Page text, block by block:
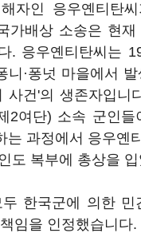
자인 응우옌티탄
가배상 소송은 현재
. 응우옌티탄씨는
니·퐁넛 마을에서
사건'의 생존자입니
2여단) 소속 군인들
는 과정에서 응우옌
도 복부에 총상을
두 한국군에 의한 민
임을 인정했습니다